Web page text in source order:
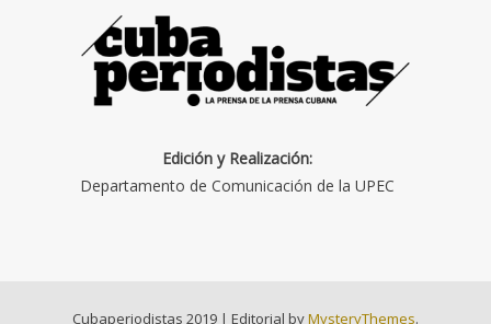
Edición y Realización:
Departamento de Comunicación de la UPEC
Cubaperiodistas 2019 | Editorial byMysteryThemes.